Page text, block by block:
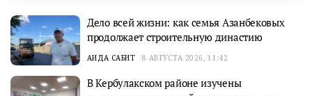
Дело всей жизни: как семья Азанбековых
продолжает строительную династию
АИДА САБИТ 8 АВГУСТА 2026, 11:42
В Кербулакском районе изучены